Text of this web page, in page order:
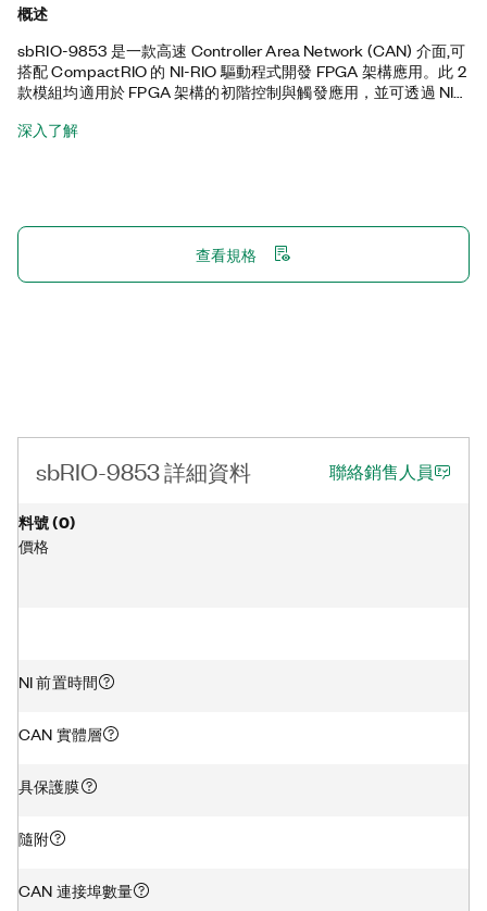
概述
sbRIO-9853 是一款高速 Controller Area Network (CAN) 介面,可
搭配 CompactRIO 的 NI-RIO 驅動程式開發 FPGA 架構應用。此 2
款模組均適用於 FPGA 架構的初階控制與觸發應用，並可透過 NI
LabVIEW FPGA Module 中對 CAN 框架進行位元處理。sbRIO-
深入了解
查看規格
sbRIO-9853 詳細資料 聯絡銷售人員
料號(0)
價格
NI 前置時間
CAN 實體層
具保護膜
隨附
CAN 連接埠數量